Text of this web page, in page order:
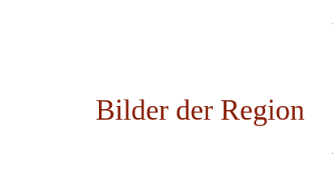
Bilder der Region